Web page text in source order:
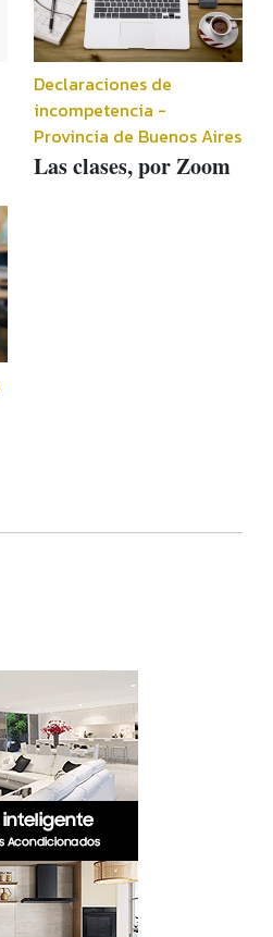
Declaraciones de
incompetencia -
Provincia de Buenos Aires
Las clases, por Zoom